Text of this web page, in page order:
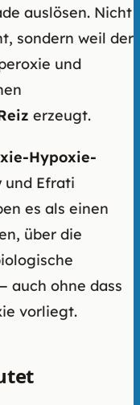
auslösen. Nicht
sondern weil der
und
erzeugt.
Hypoxie-
und Efrati
es als einen
über die
auch ohne dass
vorliegt.